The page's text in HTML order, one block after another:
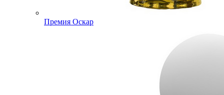
Премия Оскар